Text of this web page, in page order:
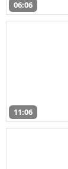
06:06
11:06